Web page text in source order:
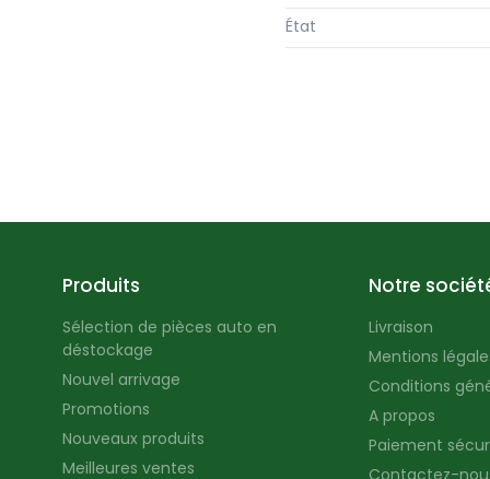
État
Produits
Sélection de pièces auto en
déstockage
Nouvel arrivage
Promotions
Nouveaux produits
Meilleures ventes
Notre
Livraison
Mentions
Conditions
A propos
Paiement
Contactez-